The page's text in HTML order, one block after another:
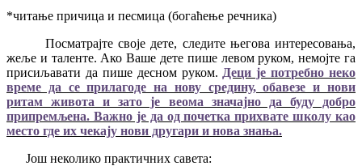
*читање причица и песмица (богаћење речника)
Посматрајте своје дете, следите његова интересовања,
жеље и таленте. Ако Ваше дете пише левом руком, немојте га
присиљавати да пише десном руком. Деци је потребно неко
време да се прилагоде на нову средину, обавезе и нови
ритам живота и зато је веома значајно да буду добро
припремљена. Важно је да од почетка прихвате школу као
место где их чекају нови другари и нова знања.
Још неколико практичних савета: